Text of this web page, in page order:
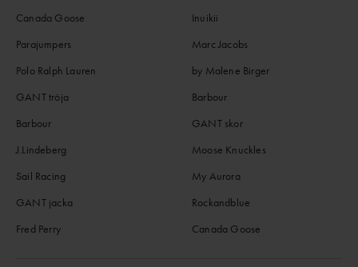
Canada Goose
Parajumpers
Polo Ralph Lauren
GANT tröja
Barbour
J.Lindeberg
Sail Racing
GANT jacka
Fred Perry
Inuikii
Marc Jacobs
by Malene Birger
Barbour
GANT skor
Moose Knuckles
My Aurora
Rockandblue
Canada Goose